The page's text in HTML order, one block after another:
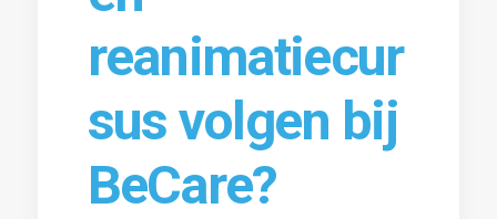
reanimatiecur
sus volgen bij
BeCare?